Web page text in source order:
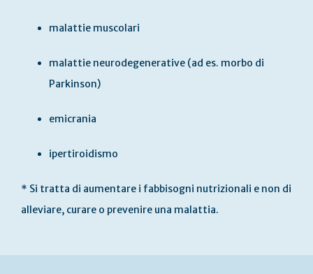
malattie muscolari
malattie neurodegenerative (ad es. morbo di
Parkinson)
emicrania
ipertiroidismo
* Si tratta di aumentare i fabbisogni nutrizionali e non di
alleviare, curare o prevenire una malattia.